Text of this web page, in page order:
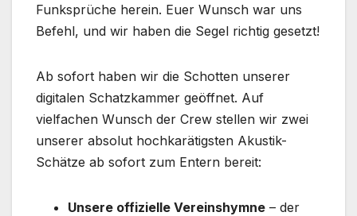
Funksprüche herein. Euer Wunsch war uns
Befehl, und wir haben die Segel richtig gesetzt!
Ab sofort haben wir die Schotten unserer
digitalen Schatzkammer geöffnet. Auf
vielfachen Wunsch der Crew stellen wir zwei
unserer absolut hochkarätigsten Akustik-
Schätze ab sofort zum Entern bereit:
Unsere offizielle Vereinshymne – der